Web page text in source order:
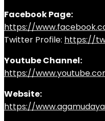
Facebook Page:
https://
Twitter Profile: https://
Youtube Channel:
https://
Website:
https://